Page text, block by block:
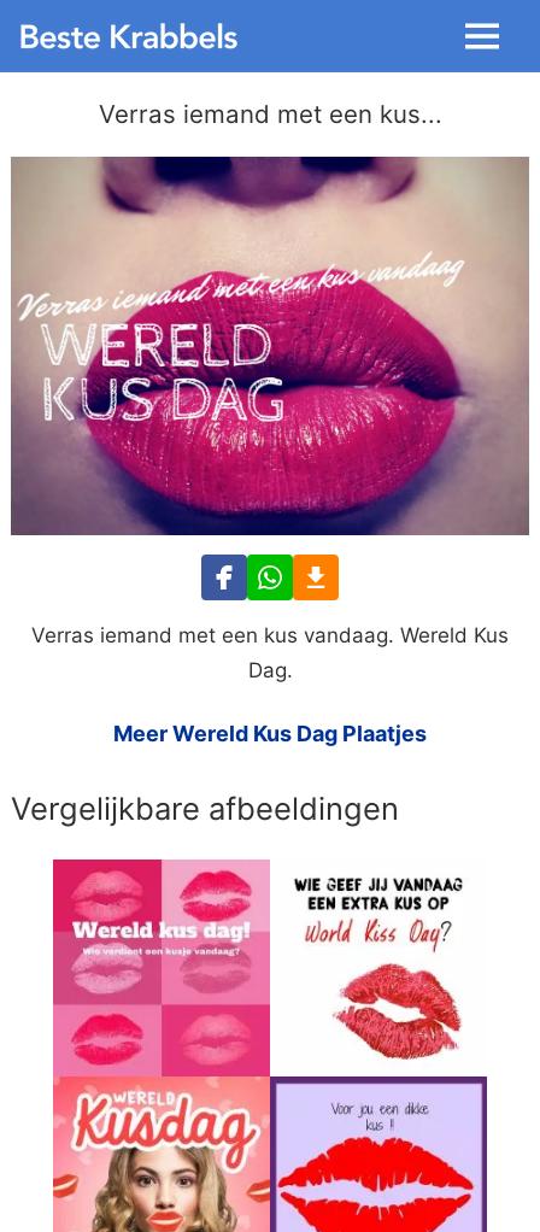
Menu
Verras iemand met een kus...
Verras iemand met een kus vandaag. Wereld Kus
Dag.
Meer Wereld Kus Dag Plaatjes
Vergelijkbare afbeeldingen